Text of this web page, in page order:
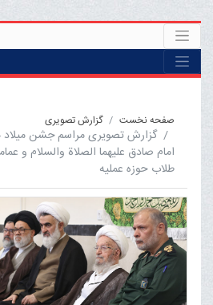
صفحه نخست گزارش تصویری
گزارش تصویری مراسم جشن میلاد
امام صادق علیهما الصلاة والسلام و
طلاب حوزه عملیه